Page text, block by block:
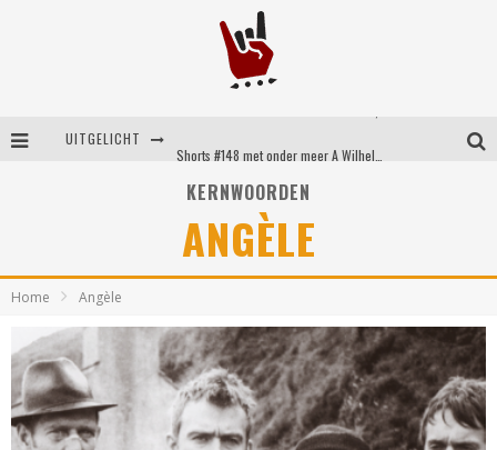
UITGELICHT
KERNWOORDEN
ANGÈLE
Home Angèle